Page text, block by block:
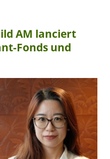
AM lanciert
Fonds und